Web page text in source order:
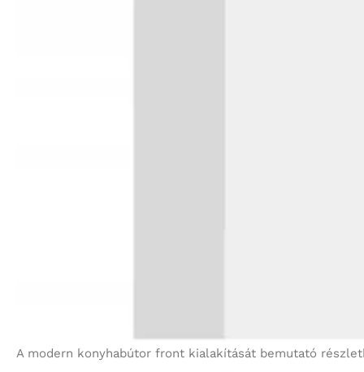
A modern konyhabútor front kialakítását bemutató